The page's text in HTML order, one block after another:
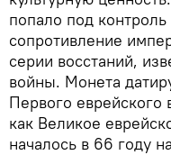
попало под
сопротивление
серии восстаний,
войны. Монета
Первого еврейского
как Великое
началось в 66 году